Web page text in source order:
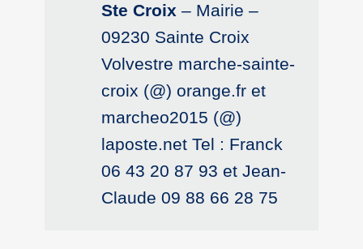
Ste Croix– Mairie –
09230 Sainte Croix
Volvestre marche-sainte-
croix (@) orange.fr et
marcheo2015 (@)
laposte.net Tel : Franck
06 43 20 87 93 et Jean-
Claude 09 88 66 28 75